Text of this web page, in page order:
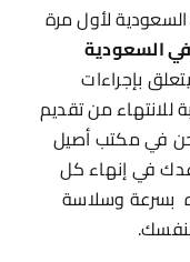
السعودية لأول مرة
في السعودية
بإجراءات
للانتهاء من تقديم
نحن في مكتب أصيل
في إنهاء كل
بسرعة وسلاسة